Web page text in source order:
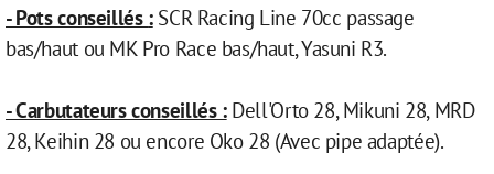
- Pots conseillés :SCR Racing Line 70cc passage
bas/haut ou MK Pro Race bas/haut, Yasuni R3.
- Carbutateurs conseillés :Dell'Orto 28, Mikuni 28, MRD
28, Keihin 28 ou encore Oko 28 (Avec pipe adaptée).